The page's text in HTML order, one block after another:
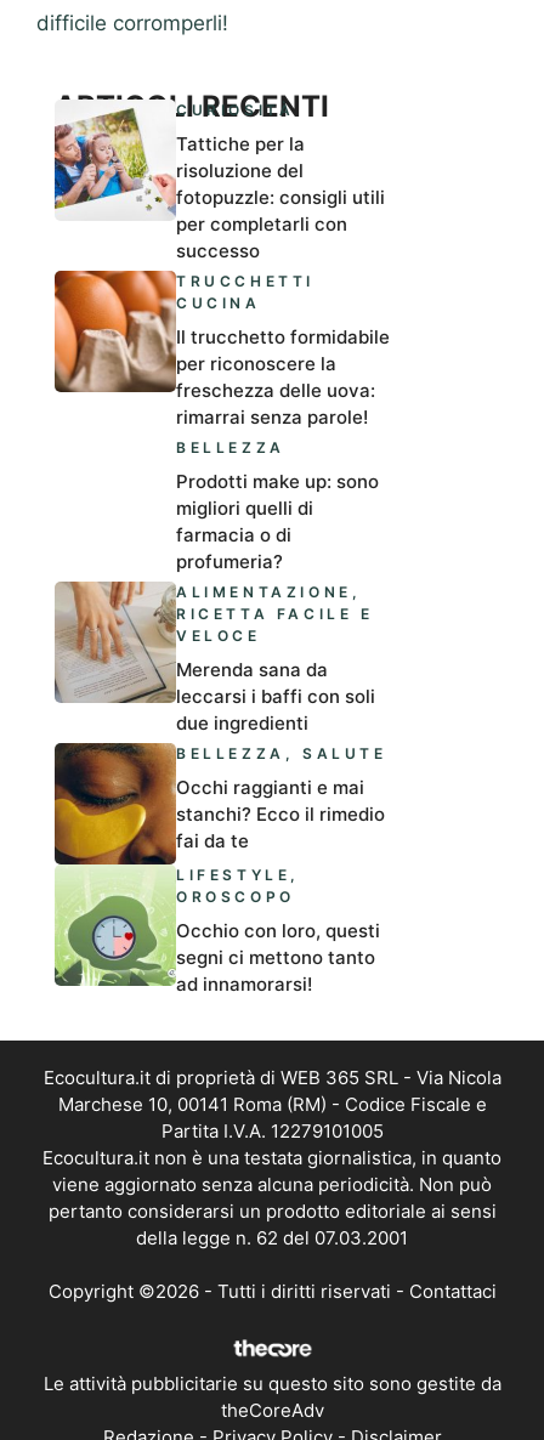
difficile corromperli!
ARTICOLI RECENTI
CURIOSITÀ
Tattiche per la
risoluzione del
fotopuzzle: consigli utili
per completarli con
successo
TRUCCHETTI
CUCINA
Il trucchetto formidabile
per riconoscere la
freschezza delle uova:
rimarrai senza parole!
BELLEZZA
Prodotti make up: sono
migliori quelli di
farmacia o di
profumeria?
ALIMENTAZIONE ,
RICETTA FACILE E
VELOCE
Merenda sana da
leccarsi i baffi con soli
due ingredienti
BELLEZZA ,SALUTE
Occhi raggianti e mai
stanchi? Ecco il rimedio
fai da te
LIFESTYLE ,
OROSCOPO
Occhio con loro, questi
segni ci mettono tanto
ad innamorarsi!
Ecocultura.it di proprietà di WEB 365 SRL - Via Nicola
Marchese 10, 00141 Roma (RM) - Codice Fiscale e
Partita I.V.A. 12279101005
Ecocultura.it non è una testata giornalistica, in quanto
viene aggiornato senza alcuna periodicità. Non può
pertanto considerarsi un prodotto editoriale ai sensi
della legge n. 62 del 07.03.2001
Copyright ©2026 - Tutti i diritti riservati - Contattaci
Le attività pubblicitarie su questo sito sono gestite da
theCoreAdv